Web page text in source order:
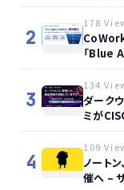
2
178
「Blue
3
134
ダーク
ミが
4
109
ノート
催へ –